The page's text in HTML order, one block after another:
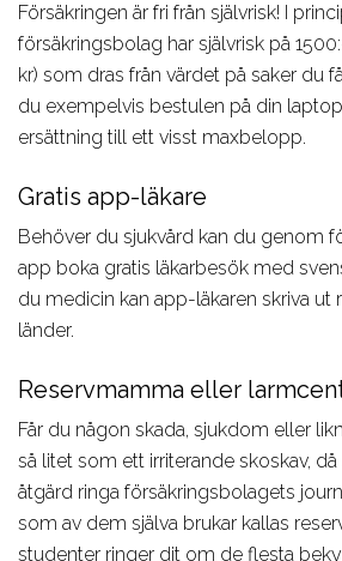
Försäkringen är fri från självrisk! I
försäkringsbolag har självrisk på
kr) som dras från värdet på saker du
du exempelvis bestulen på din
ersättning till ett visst maxbelopp.
Gratis app-läkare
Behöver du sjukvård kan du genom
app boka gratis läkarbesök med
du medicin kan app-läkaren skriva ut
länder.
Reservmamma eller
Får du någon skada, sjukdom eller
så litet som ett irriterande skoskav,
åtgärd ringa försäkringsbolagets
som av dem själva brukar kallas
studenter ringer dit om de flesta